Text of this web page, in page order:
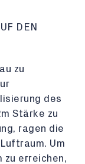
DEN
zu
des
Stärke zu
ragen die
Um
zu erreichen,